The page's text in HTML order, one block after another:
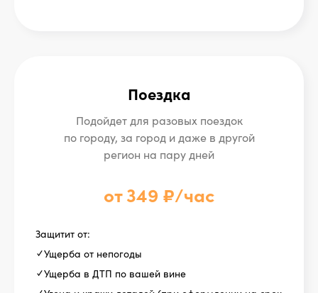
Поездка
Подойдет для разовых поездок
по городу, за город и даже в другой
регион на пару дней
от 349 ₽/час
Защитит от:
✓ Ущерба от непогоды
✓ Ущерба в ДТП по вашей вине
Никаких страховых агентов
и поездок в офис
Весь цикл страхования:
от предстрахового осмотра
за несколько минут
Найдем авто по госномеру,
подскажем как сфотографировать
машину для осмотра. 15 минут —